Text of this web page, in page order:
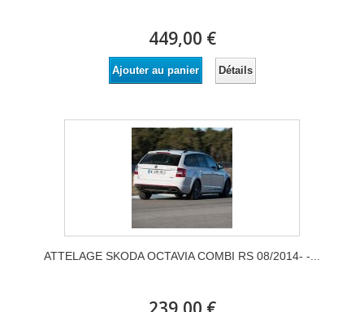
449,00 €
Ajouter au panier Détails
ATTELAGE SKODA OCTAVIA COMBI RS 08/2014- -...